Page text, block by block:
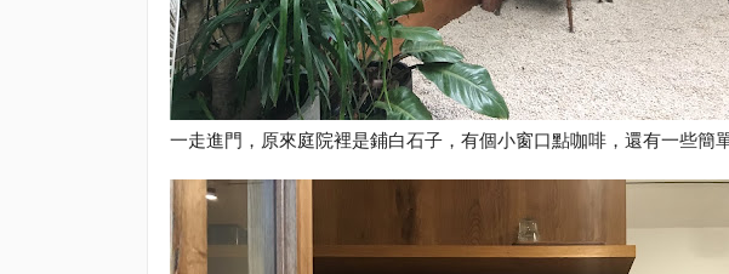
一走進門，原來庭院裡是鋪白石子，有個小窗口點咖啡，還有一些簡